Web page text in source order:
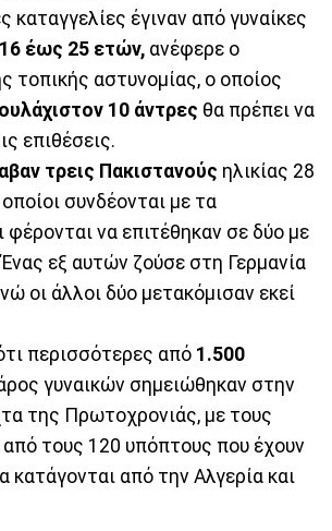
καταγγελίες έγιναν από γυναίκες
16 έως 25 ετών, ανέφερε ο
τοπικής αστυνομίας, ο οποίος
10 άντρες θα πρέπει να
επιθέσεις.
τρεις Πακιστανούς ηλικίας 28
συνδέονται με τα
φέρονται να επιτέθηκαν σε δύο με
Ένας εξ αυτών ζούσε στη Γερμανία
οι άλλοι δύο μετακόμισαν εκεί
περισσότερες από 1.500
γυναικών σημειώθηκαν στην
της Πρωτοχρονιάς, με τους
τους 120 υπόπτους που έχουν
κατάγονται από την Αλγερία και